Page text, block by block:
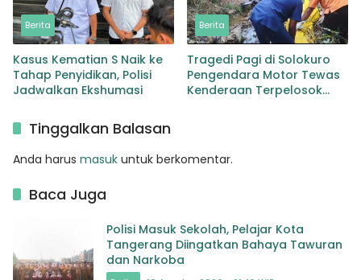
Berita
Kasus Kematian S Naik ke
Tahap Penyidikan, Polisi
Jadwalkan Ekshumasi
Berita
Tragedi Pagi di Solokuro
Pengendara Motor Tewas
Kenderaan Terpelosok
Tinggalkan Balasan
Anda harus masuk untuk berkomentar.
Baca Juga
Polisi Masuk Sekolah, Pelajar Kota
Tangerang Diingatkan Bahaya Tawuran
dan Narkoba